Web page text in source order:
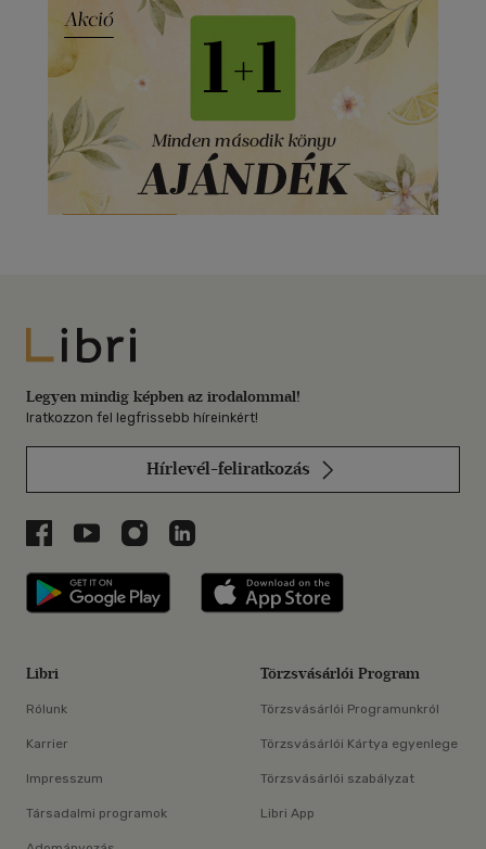
Libri
Legyen mindig képben az irodalommal!
Iratkozzon fel legfrissebb híreinkért!
Hírlevél-feliratkozás
Libri a Facebookon
Libri a Youtube-on
Libri az Instagramon
Libri a LinkedInen
Libri applikáció Szerezd meg: Google
Libri
Rólunk
Karrier
Impresszum
Társadalmi programok
Törzsvásárlói Program
Törzsvásárlói Programunkról
Törzsvásárlói Kártya egyenlege
Törzsvásárlói szabályzat
Libri App